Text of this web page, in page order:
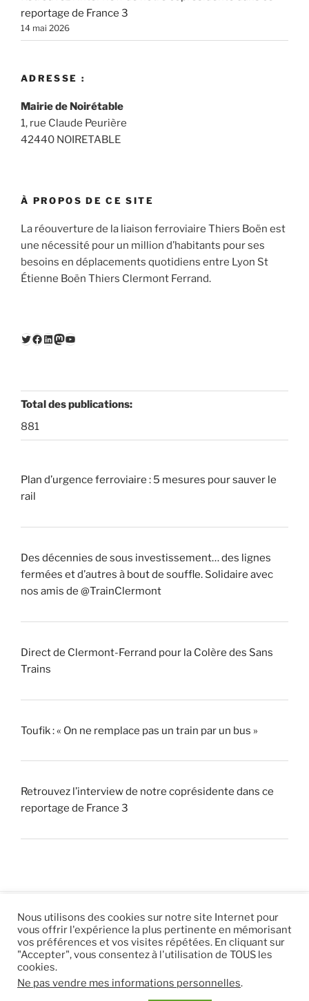
reportage de France 3
14 mai 2026
ADRESSE :
Mairie de Noirétable
1, rue Claude Peurière
42440 NOIRETABLE
À PROPOS DE CE SITE
La réouverture de la liaison ferroviaire Thiers Boën est
une nécessité pour un million d’habitants pour ses
besoins en déplacements quotidiens entre Lyon St
Étienne Boën Thiers Clermont Ferrand.
Twitter
Facebook
LinkedIn
Mastodon
YouTube
Total des publications:
881
Plan d’urgence ferroviaire : 5 mesures pour sauver le
rail
Des décennies de sous investissement… des lignes
fermées et d’autres à bout de souffle. Solidaire avec
nos amis de @TrainClermont
Direct de Clermont-Ferrand pour la Colère des Sans
Trains
Toufik : « On ne remplace pas un train par un bus »
Retrouvez l’interview de notre coprésidente dans ce
reportage de France 3
© 2026 |Mentions légales|Hébergement Eur’Net.|
RSS|sitemap
Nous utilisons des cookies sur notre site Internet pour
vous offrir l'expérience la plus pertinente en mémorisant
vos préférences et vos visites répétées. En cliquant sur
"Accepter", vous consentez à l'utilisation de TOUS les
cookies.
Ne pas vendre mes informations personnelles.